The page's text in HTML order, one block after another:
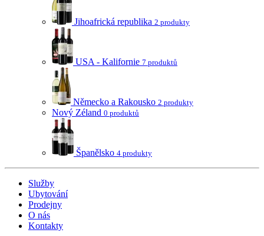
Jihoafrická republika 2 produkty
USA - Kalifornie 7 produktů
Německo a Rakousko 2 produkty
Nový Zéland 0 produktů
Španělsko 4 produkty
Služby
Ubytování
Prodejny
O nás
Kontakty